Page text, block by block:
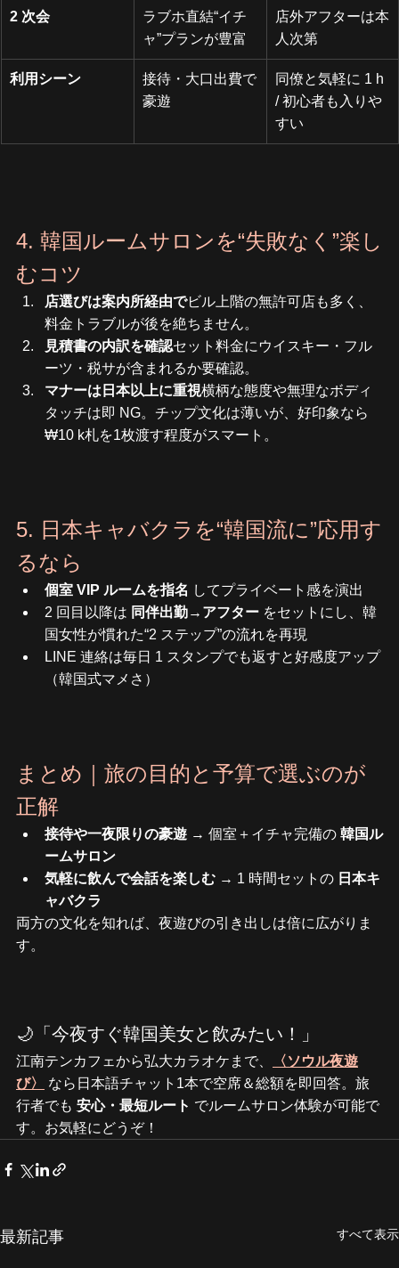
2 次会
ラブホ直結“イチ
ャ”プランが豊富
店外アフターは本
人次第
利用シーン
接待・大口出費で
豪遊
同僚と気軽に 1 h
/ 初心者も入りや
すい
4. 韓国ルームサロンを“失敗なく”楽し
むコツ
店選びは案内所経由でビル上階の無許可店も多く、
料金トラブルが後を絶ちません。
見積書の内訳を確認セット料金にウイスキー・フル
ーツ・税サが含まれるか要確認。
マナーは日本以上に重視横柄な態度や無理なボディ
タッチは即 NG。チップ文化は薄いが、好印象なら
₩10 k札を1枚渡す程度がスマート。
5. 日本キャバクラを“韓国流に”応用す
るなら
個室 VIP ルームを指名 してプライベート感を演出
2 回目以降は 同伴出勤→アフター をセットにし、韓
国女性が慣れた“2 ステップ”の流れを再現
LINE 連絡は毎日 1 スタンプでも返すと好感度アップ
（韓国式マメさ）
まとめ｜旅の目的と予算で選ぶのが
正解
接待や一夜限りの豪遊 → 個室＋イチャ完備の 韓国ル
ームサロン
気軽に飲んで会話を楽しむ → 1 時間セットの 日本キ
ャバクラ
両方の文化を知れば、夜遊びの引き出しは倍に広がりま
す。
🌙「今夜すぐ韓国美女と飲みたい！」
江南テンカフェから弘大カラオケまで、
〈ソウル夜遊
び〉
なら日本語チャット1本で空席＆総額を即回答。旅
行者でも 安心・最短ルート でルームサロン体験が可能で
す。お気軽にどうぞ！
最新記事 すべて表示